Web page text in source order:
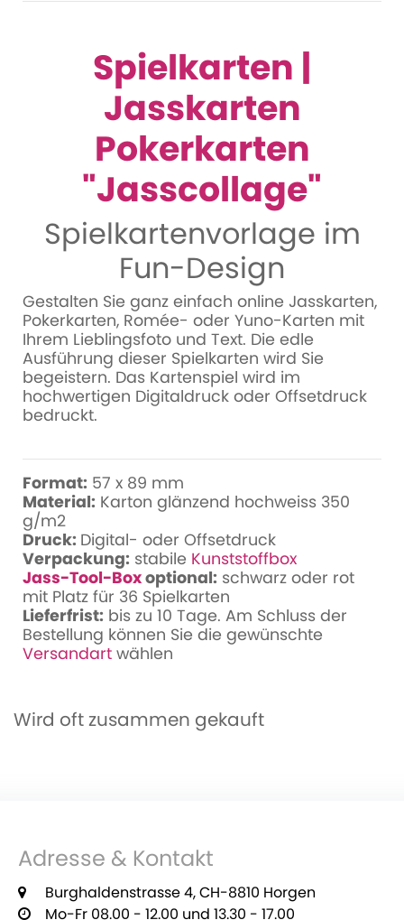
Spielkarten |
Jasskarten
Pokerkarten
"Jasscollage"
Spielkartenvorlage im
Fun-Design
Gestalten Sie ganz einfach online Jasskarten,
Pokerkarten, Romée- oder Yuno-Karten mit
Ihrem Lieblingsfoto und Text. Die edle
Ausführung dieser Spielkarten wird Sie
begeistern. Das Kartenspiel wird im
hochwertigen Digitaldruck oder Offsetdruck
bedruckt.
Format: 57 x 89 mm
Material: Karton glänzend hochweiss 350
g/m2
Druck: Digital- oder Offsetdruck
Verpackung: stabile Kunststoffbox
Jass-Tool-Boxoptional: schwarz oder rot
mit Platz für 36 Spielkarten
Lieferfrist: bis zu 10 Tage. Am Schluss der
Bestellung können Sie die gewünschte
Versandart wählen
Wird oft zusammen gekauft
Adresse & Kontakt
Burghaldenstrasse 4, CH-8810 Horgen
Mo-Fr 08.00 - 12.00 und 13.30 - 17.00